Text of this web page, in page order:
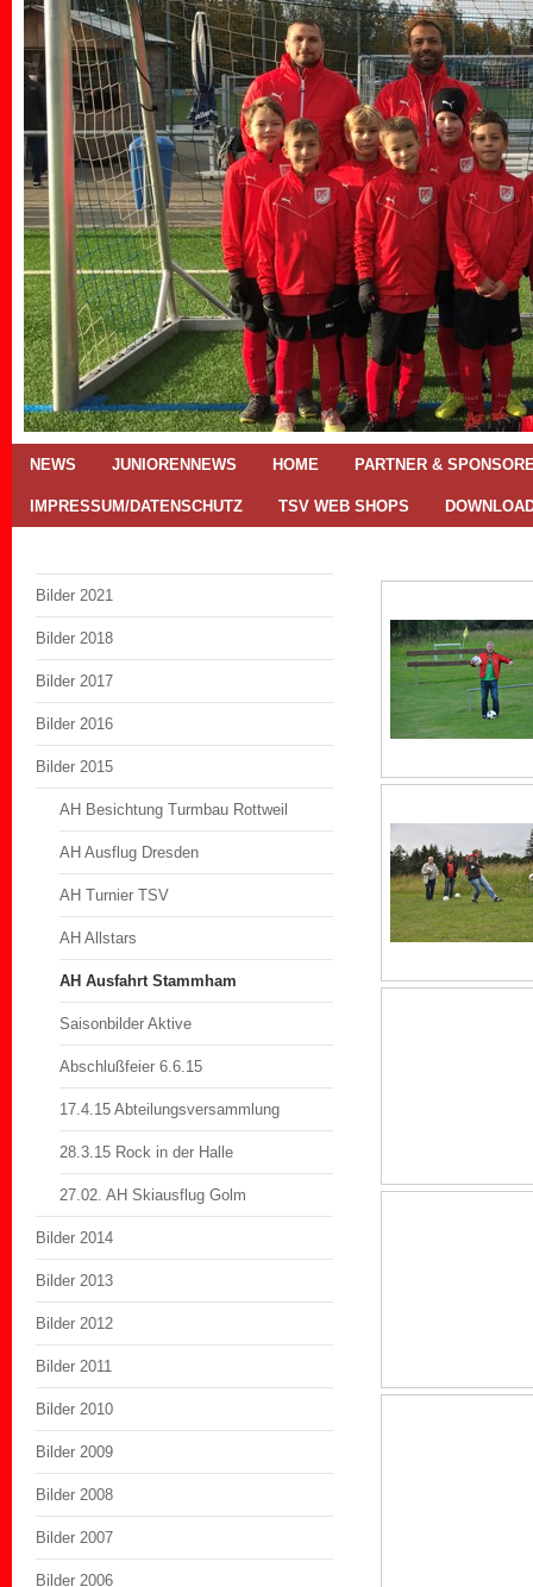
NEWS JUNIORENNEWS HOME PARTNER &
IMPRESSUM/DATENSCHUTZ TSV WEB SHOPS
Bilder 2021
Bilder 2018
Bilder 2017
Bilder 2016
Bilder 2015
AH Besichtung Turmbau Rottweil
AH Ausflug Dresden
AH Turnier TSV
AH Allstars
AH Ausfahrt Stammham
Saisonbilder Aktive
Abschlußfeier 6.6.15
17.4.15 Abteilungsversammlung
28.3.15 Rock in der Halle
27.02. AH Skiausflug Golm
Bilder 2014
Bilder 2013
Bilder 2012
Bilder 2011
Bilder 2010
Bilder 2009
Bilder 2008
Bilder 2007
Bilder 2006